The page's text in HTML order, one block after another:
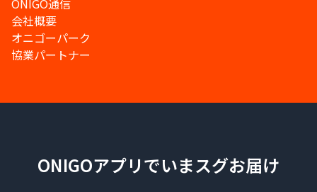
ONIGO通信
会社概要
オニゴーパーク
協業パートナー
ONIGOアプリでいまスグお届け